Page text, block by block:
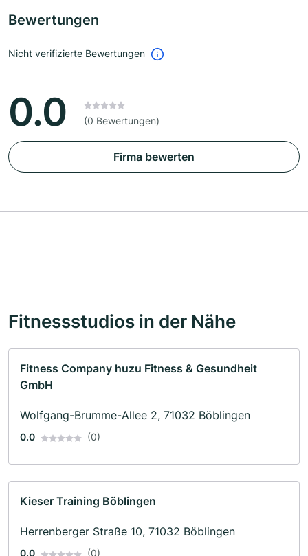
Bewertungen
Nicht verifizierte Bewertungen
0.0 (0 Bewertungen)
Firma bewerten
Fitnessstudios in der Nähe
Fitness Company huzu Fitness & Gesundheit
GmbH
Wolfgang-Brumme-Allee 2, 71032 Böblingen
0.0 (0)
Kieser Training Böblingen
Herrenberger Straße 10, 71032 Böblingen
0.0 (0)